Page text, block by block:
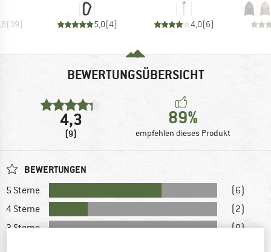
(39) 5,0(4) 4,0(6)
BEWERTUNGSÜBERSICHT
4,3
(9)
89%
empfehlen dieses Produkt
BEWERTUNGEN
5 Sterne
(6)
4 Sterne
(2)
3 Sterne
(0)